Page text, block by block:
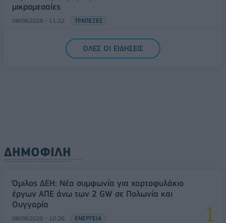
μικρομεσαίες
08/08/2026 - 11:22 ΤΡΑΠΕΖΕΣ
5G παντού, 6G στον ορίζοντα: Πού βρίσκεται η
Ελλάδα στη μεγάλη τεχνολογική μετάβαση
ΟΛΕΣ ΟΙ ΕΙΔΗΣΕΙΣ
ΔΗΜΟΦΙΛΗ
Όμιλος ΔΕΗ: Νέα συμφωνία για χαρτοφυλάκιο
έργων ΑΠΕ άνω των 2 GW σε Πολωνία και
Ουγγαρία
08/08/2026 - 10:26 ΕΝΕΡΓΕΙΑ